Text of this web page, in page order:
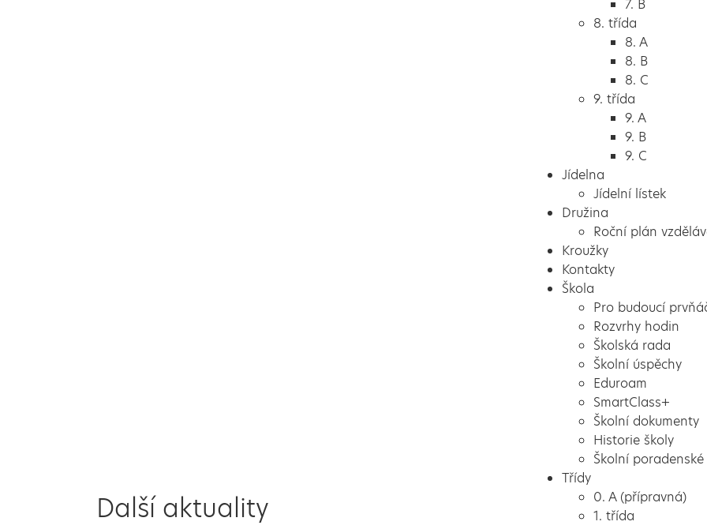
7. B
8. třída
8. A
8. B
8. C
9. třída
9. A
9. B
9. C
Jídelna
Jídelní lístek
Družina
Roční plán
Kroužky
Kontakty
Škola
Pro budoucí
Rozvrhy hodin
Školská rada
Školní úspěchy
Eduroam
SmartClass+
Školní dokumenty
Historie školy
Školní
Třídy
0. A (přípravná)
1. třída
Další aktuality